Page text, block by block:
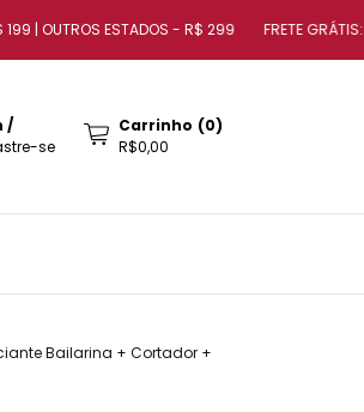
ESTADOS - R$ 299 FRETE GRÁTIS: SP
/
se
Carrinho (0)
R$0,00
Bailarina + Cortador +